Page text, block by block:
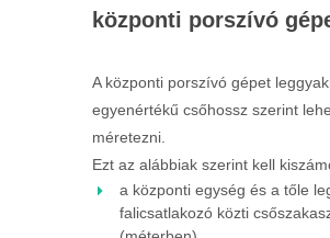
központi porszívó
A központi porszívó gépet
egyenértékű csőhossz szerint
méretezni.
Ezt az alábbiak szerint kell
a központi egység és a tőle
falicsatlakozó közti